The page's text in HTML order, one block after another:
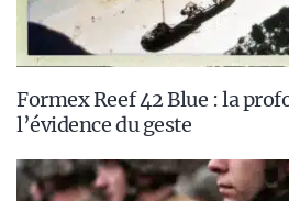
Formex Reef 42 Blue : la
l’évidence du geste